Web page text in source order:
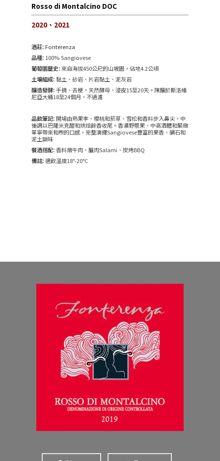
Rosso di Montalcino DOC
2020、2021
酒莊:Fonterenza
品種: 100% Sangiovese
葡萄園歷史:來自海拔450公尺的山坡園，佔地4.2公頃
土壤組成:黏土、砂岩、片岩黏土、泥灰岩
釀造發酵:手摘、去梗，天然酵母、浸皮15至20天。陳釀於斯洛維
尼亞大桶18至24個月，不過濾
品飲筆記:開場由熟果李、櫻桃和菸草、雪松和香料步入鼻尖，中
後調以巴薩米克醋和烘焙餘香收尾。香濃野漿果、中高酒體和緊緻
單寧帶來和煦的口感，完整演繹Sangiovese豐富的果香、礦石和
泥土韻味
餐酒搭配:香料燉牛肉、臘肉Salami、炭烤BBQ
備註:適飲溫度18°-20°C